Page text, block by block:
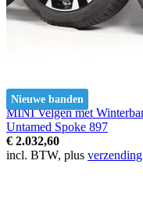
Nieuwe banden
MINI Velgen met
Untamed Spoke 897
€ 2.032,60
incl. BTW, plus verzending